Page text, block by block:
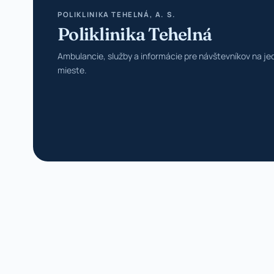
POLIKLINIKA TEHELNÁ, A. S.
Poliklinika Tehelná
Ambulancie, služby a informácie pre návštevníkov na
mieste.